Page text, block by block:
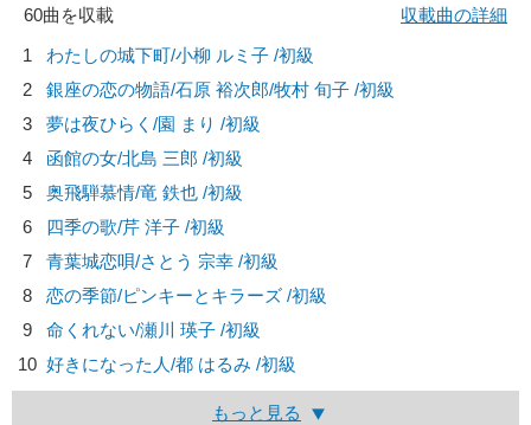
60曲を収載
収載曲の詳細
1
わたしの城下町/小柳 ルミ子 /初級
2
銀座の恋の物語/石原 裕次郎/牧村 旬子 /初級
3
夢は夜ひらく/園 まり /初級
4
函館の女/北島 三郎 /初級
5
奥飛騨慕情/竜 鉄也 /初級
6
四季の歌/芹 洋子 /初級
7
青葉城恋唄/さとう 宗幸 /初級
8
恋の季節/ピンキーとキラーズ /初級
9
命くれない/瀬川 瑛子 /初級
10 好きになった人/都 はるみ /初級
もっと見る